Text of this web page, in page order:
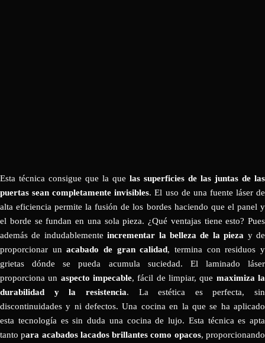
Esta técnica consigue que la que las superficies de las juntas de las
puertas sean completamente invisibles. El uso de una fuente láser de
alta eficiencia permite la fusión de los bordes haciendo que el panel y
el borde se fundan en una sola pieza. ¿Qué ventajas tiene esto? Pues
además de indudablementeincrementar la belleza de la pieza y de
proporcionar unacabado de gran calidad, termina con residuos y
grietas dónde se pueda acumula suciedad. El laminado láser
proporciona un aspecto impecable, fácil de limpiar, que maximiza la
durabilidad y la resistencia. La estética es perfecta, sin
discontinuidades y ni defectos. Una cocina en la que se ha aplicado
esta tecnología es sin duda una cocina de lujo. Esta técnica es apta
tanto para acabados lacados brillantes como opacos, proporcionando